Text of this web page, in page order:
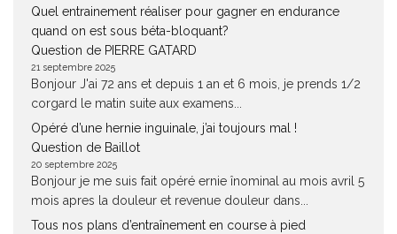
Quel entrainement réaliser pour gagner en endurance
quand on est sous béta-bloquant?
Question de PIERRE GATARD
21 septembre 2025
Bonjour J'ai 72 ans et depuis 1 an et 6 mois, je prends 1/2
corgard le matin suite aux examens...
Opéré d’une hernie inguinale, j’ai toujours mal !
Question de Baillot
20 septembre 2025
Bonjour je me suis fait opéré ernie înominal au mois avril 5
mois apres la douleur et revenue douleur dans...
Tous nos plans d’entraînement en course à pied